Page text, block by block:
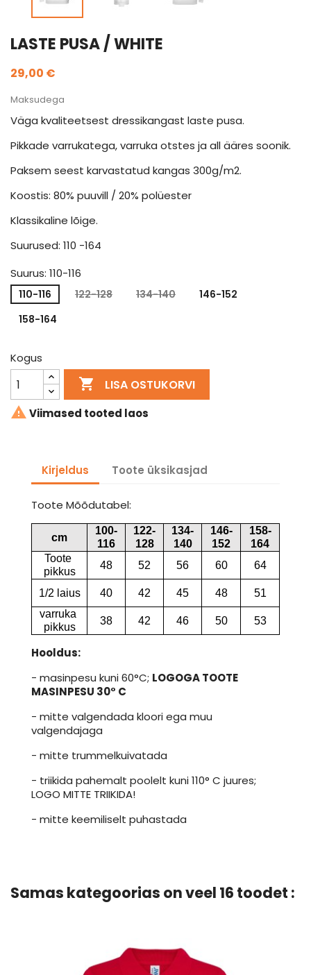
LASTE PUSA / WHITE
29,00 €
Maksudega
Väga kvaliteetsest dressikangast laste pusa.
Pikkade varrukatega, varruka otstes ja all ääres soonik.
Paksem seest karvastatud kangas 300g/m2.
Koostis: 80% puuvill / 20% polüester
Klassikaline lõige.
Suurused: 110 -164
Suurus: 110-116
110-116 122-128 134-140
146-152
158-164
Kogus
 LISA OSTUKORVI
 Viimased tooted laos
Kirjeldus Toote üksikasjad
Toote Mõõdutabel:
cm
100-
116
122-
128
134-
140
146-
152
158-
164
Toote
pikkus
48 52 56 60 64
1/2 laius 40 42 45 48
51
varruka
pikkus
38 42 46 50 53
Hooldus:
- masinpesu kuni 60°C; LOGOGA TOOTE
MASINPESU 30° C
- mitte valgendada kloori ega muu
valgendajaga
- mitte trummelkuivatada
- triikida pahemalt poolelt kuni 110° C juures;
LOGO MITTE TRIIKIDA!
- mitte keemiliselt puhastada
Samas kategoorias on veel 16 toodet :